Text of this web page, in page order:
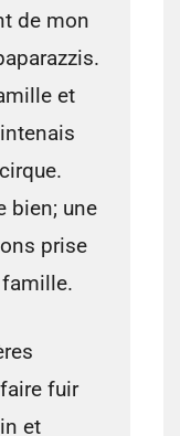
de mon
et
bien; une
prise
fuir
et